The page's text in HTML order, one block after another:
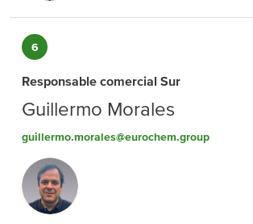
6
Responsable comercial Sur
Guillermo Morales
guillermo.morales@eurochem.group